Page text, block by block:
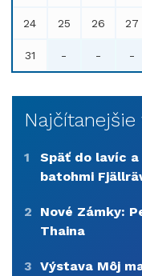
24 25 26 27
31 - - -
1
Späť do lavíc
batohmi
2
Nové Zámky:
Thaina
3 Výstava Môj